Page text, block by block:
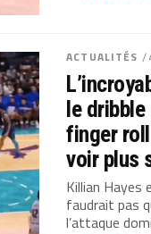
ACTUALITÉS /
le dribble
finger
voir plus
Killian
faudrait pas
l’attaque